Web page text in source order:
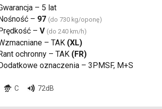
– 5 lat
– 97 (do 730 kg/oponę)
– V (do 240 km/h)
– TAK (XL)
ochronny – TAK (FR)
oznaczenia – 3PMSF, M+S
C 72dB